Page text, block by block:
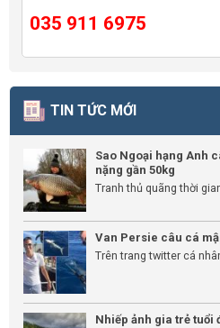
035 911 6975
TIN TỨC MỚI
Sao Ngoại hạng Anh
nặng gần 50kg
Tranh thủ quãng thời
Van Persie câu cá
Trên trang twitter cá
Nhiếp ảnh gia trẻ tuổi